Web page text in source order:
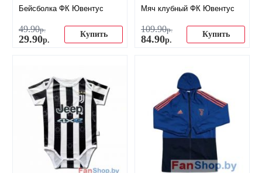
Бейсболка ФК Ювентус
49.90р.
29.90р.
Купить
Мяч клубный ФК Ювентус
109.90р.
84.90р.
Купить